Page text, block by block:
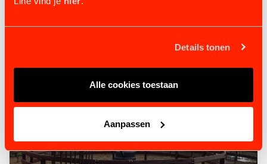
Details tonen
Alle cookies toestaan
Aanpassen